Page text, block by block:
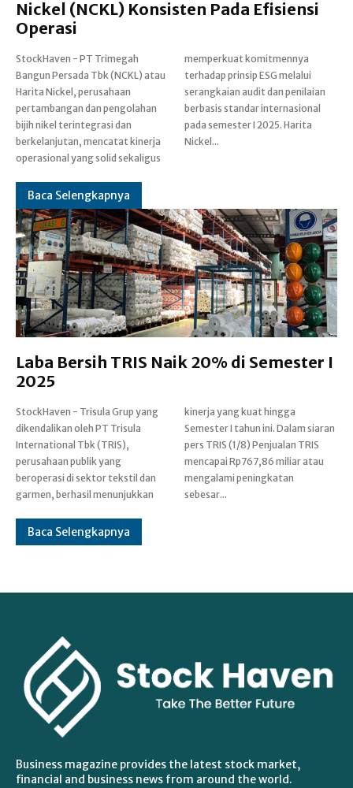
Nickel (NCKL) Konsisten Pada Efisiensi
Operasi
StockHaven - PT Trimegah
Bangun Persada Tbk (NCKL) atau
Harita Nickel, perusahaan
pertambangan dan pengolahan
bijih nikel terintegrasi dan
berkelanjutan, mencatat kinerja
operasional yang solid sekaligus
memperkuat komitmennya
terhadap prinsip ESG melalui
serangkaian audit dan penilaian
berbasis standar internasional
pada semester I 2025. Harita
Nickel...
Baca Selengkapnya
Laba Bersih TRIS Naik 20% di Semester I
2025
StockHaven - Trisula Grup yang
dikendalikan oleh PT Trisula
International Tbk (TRIS),
perusahaan publik yang
beroperasi di sektor tekstil dan
garmen, berhasil menunjukkan
kinerja yang kuat hingga
Semester I tahun ini. Dalam siaran
pers TRIS (1/8) Penjualan TRIS
mencapai Rp767,86 miliar atau
mengalami peningkatan
sebesar...
Baca Selengkapnya
Business magazine provides the latest stock market,
financial and business news from around the world.